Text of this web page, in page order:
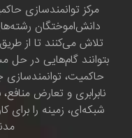
مرکز توانمندسازی
دانش‌اموختگان
تلاش می‌کنند تا از
بتوانند گام‌هایی در
حاکمیت، توانمندسازی
نابرابری و تعارض
شبکه‌ای، زمینه را